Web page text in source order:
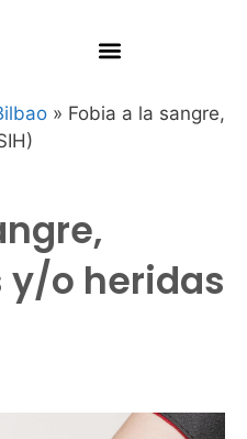
» Fobia a la sangre,
o heridas